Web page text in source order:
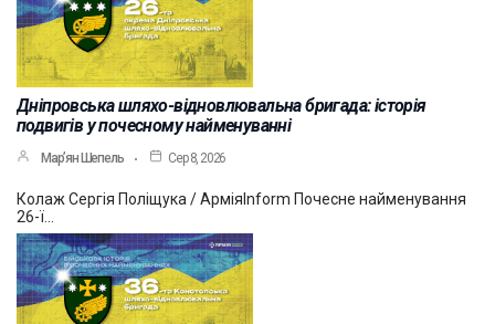
Дніпровська шляхо-відновлювальна бригада: історія
подвигів у почесному найменуванні
Мар’ян Шепель Сер 8, 2026
Колаж Сергія Поліщука / АрміяInform Почесне найменування
26-ї…